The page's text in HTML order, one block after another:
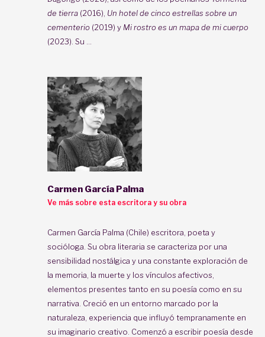
de tierra (2016), Un hotel de cinco estrellas sobre un
cementerio (2019) y Mi rostro es un mapa de mi cuerpo
(2023). Su ...
Carmen García Palma
Ve más sobre esta escritora y su obra
Carmen García Palma (Chile) escritora, poeta y
socióloga. Su obra literaria se caracteriza por una
sensibilidad nostálgica y una constante exploración de
la memoria, la muerte y los vínculos afectivos,
elementos presentes tanto en su poesía como en su
narrativa. Creció en un entorno marcado por la
naturaleza, experiencia que influyó tempranamente en
su imaginario creativo. Comenzó a escribir poesía desde